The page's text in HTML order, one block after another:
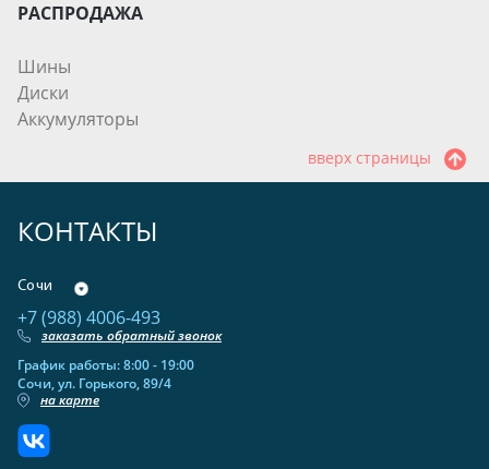
РАСПРОДАЖА
Шины
Диски
Аккумуляторы
вверх страницы
КОНТАКТЫ
Сочи
+7 (988) 4006-493
заказать обратный звонок
График работы: 8:00 - 19:00
Сочи, ул. Горького, 89/4
на карте